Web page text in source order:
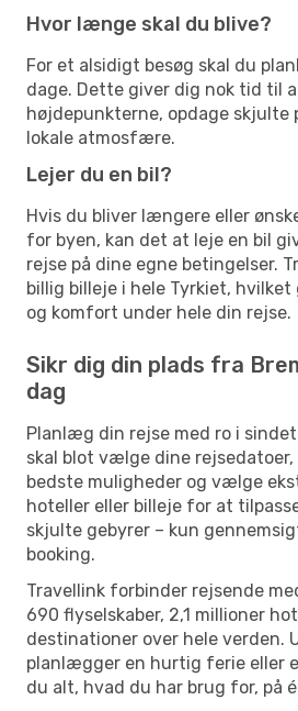
Hvor længe skal du blive?
For et alsidigt besøg skal du
dage. Dette giver dig nok tid til
højdepunkterne, opdage skjulte
lokale atmosfære.
Lejer du en bil?
Hvis du bliver længere eller
for byen, kan det at leje en bil
rejse på dine egne betingelser.
billig billeje i hele Tyrkiet,
og komfort under hele din rejse.
Sikr dig din plads fra
dag
Planlæg din rejse med ro i
skal blot vælge dine rejsedatoer,
bedste muligheder og vælge
hoteller eller billeje for at
skjulte gebyrer – kun
booking.
Travellink forbinder rejsende
690 flyselskaber, 2,1 millioner
destinationer over hele verden.
planlægger en hurtig ferie eller
du alt, hvad du har brug for, på